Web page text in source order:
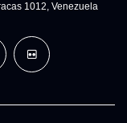
1012, Venezuela